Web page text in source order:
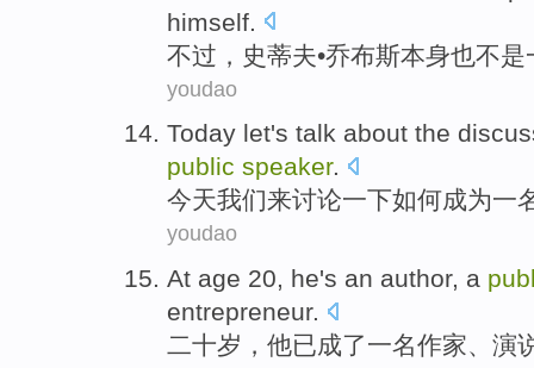
himself
不过， 史蒂夫•乔布斯本身也不是
youdao
Today let's talk about the
public speaker.
今天我们来讨论一下如何成为一
youdao
At age 20, he's an author, a
entrepreneur.
二十岁 ， 他已成了一名作家、 演